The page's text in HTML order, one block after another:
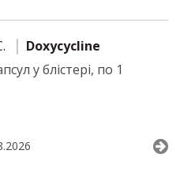
Doxycycline
у блістері, по 1